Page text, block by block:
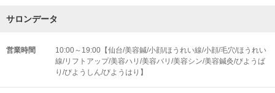
サロンデータ
営業時間
10:00～19:00【仙台/美容鍼/小顔/ほうれい線/小顔/毛穴/ほうれい
線/リフトアップ/美容ハリ/美容バリ/美容シン/美容鍼灸/びようば
り/びようしん/びようはり】